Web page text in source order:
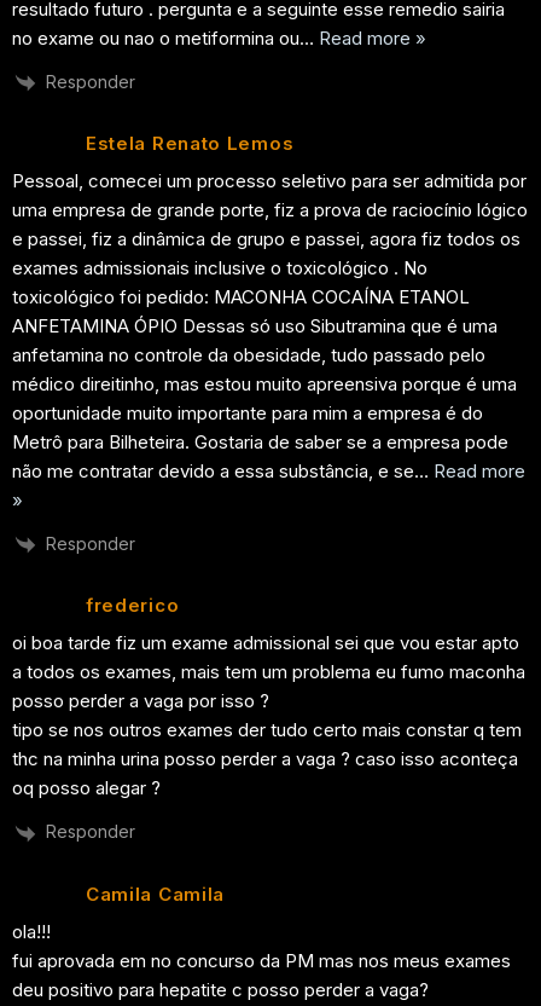
resultado futuro . pergunta e a seguinte esse remedio sairia
no exame ou nao o metiformina ou… Read more »
Responder
Estela Renato Lemos
Pessoal, comecei um processo seletivo para ser admitida por
uma empresa de grande porte, fiz a prova de raciocínio lógico
e passei, fiz a dinâmica de grupo e passei, agora fiz todos os
exames admissionais inclusive o toxicológico . No
toxicológico foi pedido: MACONHA COCAÍNA ETANOL
ANFETAMINA ÓPIO Dessas só uso Sibutramina que é uma
anfetamina no controle da obesidade, tudo passado pelo
médico direitinho, mas estou muito apreensiva porque é uma
oportunidade muito importante para mim a empresa é do
Metrô para Bilheteira. Gostaria de saber se a empresa pode
não me contratar devido a essa substância, e se… Read more
»
Responder
frederico
oi boa tarde fiz um exame admissional sei que vou estar apto
a todos os exames, mais tem um problema eu fumo maconha
posso perder a vaga por isso ?
tipo se nos outros exames der tudo certo mais constar q tem
thc na minha urina posso perder a vaga ? caso isso aconteça
oq posso alegar ?
Responder
Camila Camila
ola!!!
fui aprovada em no concurso da PM mas nos meus exames
deu positivo para hepatite c posso perder a vaga?